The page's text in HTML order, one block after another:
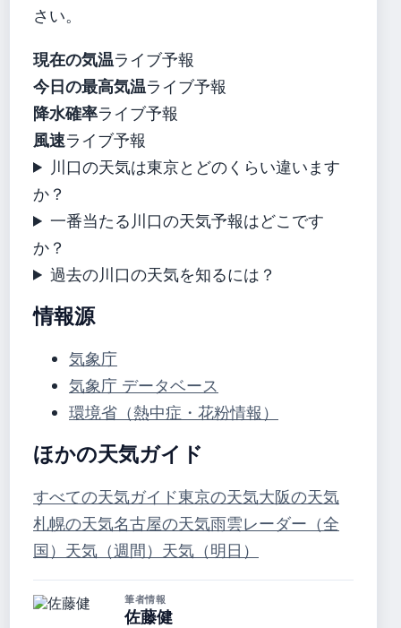
さい。
現在の気温ライブ予報
今日の最高気温ライブ予報
降水確率ライブ予報
風速ライブ予報
川口の天気は東京とどのくらい違います
か？
一番当たる川口の天気予報はどこです
か？
過去の川口の天気を知るには？
情報源
気象庁
気象庁 データベース
環境省（熱中症・花粉情報）
ほかの天気ガイド
すべての天気ガイド東京の天気大阪の天気
札幌の天気名古屋の天気雨雲レーダー（全
国） 天気（週間） 天気（明日）
筆者情報
佐藤健